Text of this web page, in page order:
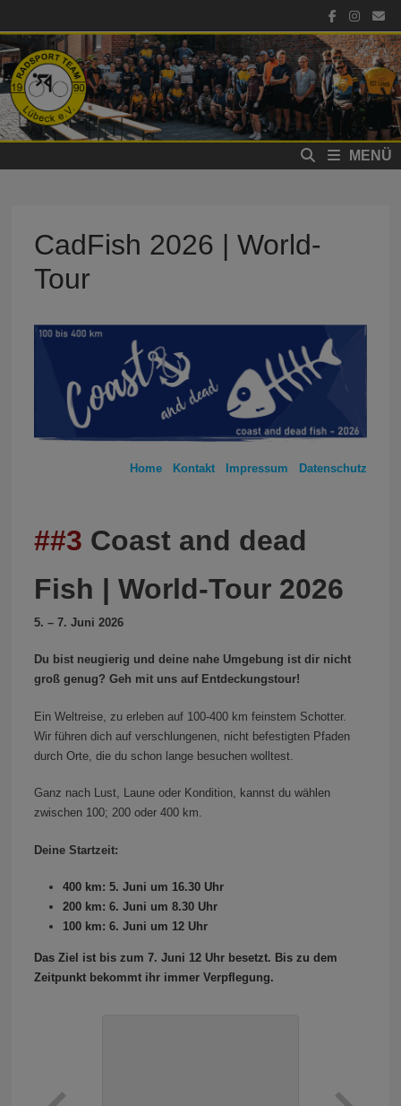
springen
MENÜ
CadFish 2026 | World-
Tour
Home Kontakt Impressum Datenschutz
##3 Coast and dead
Fish | World-Tour 2026
5. – 7. Juni 2026
Du bist neugierig und deine nahe Umgebung ist dir nicht
groß genug? Geh mit uns auf Entdeckungstour!
Ein Weltreise, zu erleben auf 100-400 km feinstem Schotter.
Wir führen dich auf verschlungenen, nicht befestigten Pfaden
durch Orte, die du schon lange besuchen wolltest.
Ganz nach Lust, Laune oder Kondition, kannst du wählen
zwischen 100; 200 oder 400 km.
Deine Startzeit:
400 km: 5. Juni um 16.30 Uhr
200 km: 6. Juni um 8.30 Uhr
100 km: 6. Juni um 12 Uhr
Das Ziel ist bis zum 7. Juni 12 Uhr besetzt. Bis zu dem
Zeitpunkt bekommt ihr immer Verpflegung.